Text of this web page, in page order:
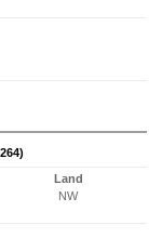
Land
NW